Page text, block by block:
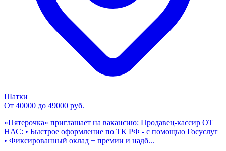
Шатки
От 40000 до 49000 руб.
«Пятерочка» приглашает на вакансию: Продавец-кассир ОТ
НАС: • Быстрое оформление по ТК РФ - с помощью Госуслуг
• Фиксированный оклад + премии и надб...